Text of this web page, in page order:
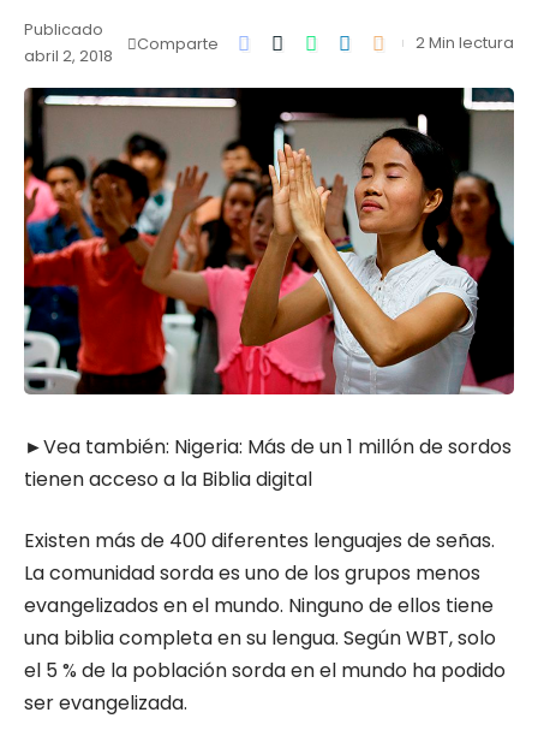
Publicado
abril 2, 2018
Comparte 2 Min lectura
►Vea también: Nigeria: Más de un 1 millón de sordos
tienen acceso a la Biblia digital
Existen más de 400 diferentes lenguajes de señas.
La comunidad sorda es uno de los grupos menos
evangelizados en el mundo. Ninguno de ellos tiene
una biblia completa en su lengua. Según WBT, solo
el 5 % de la población sorda en el mundo ha podido
ser evangelizada.